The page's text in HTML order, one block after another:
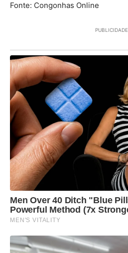
Fonte: Congonhas Online
PUBLICIDADE